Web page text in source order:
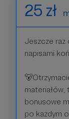
25 zł
Jeszcze raz
napisami
materiałów,
bonusowe
po każdym